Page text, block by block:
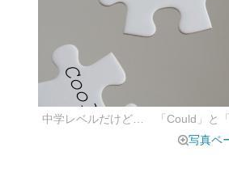
中学レベルだけど… 「Could」と「
写真ペ